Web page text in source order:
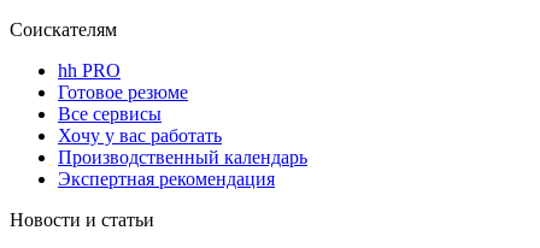
Соискателям
hh PRO
Готовое резюме
Все сервисы
Хочу у вас работать
Производственный календарь
Экспертная рекомендация
Новости и статьи